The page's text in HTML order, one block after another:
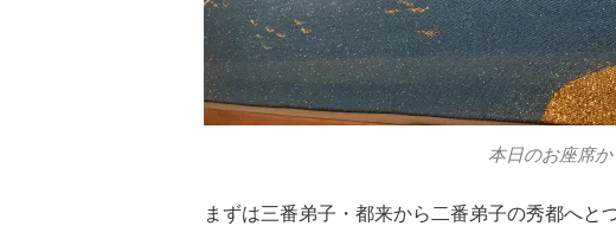
本日のお座席
まずは三番弟子・都来から二番弟子の秀都へと